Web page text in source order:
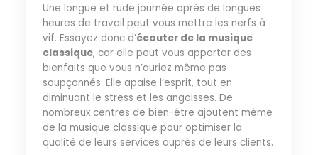
Une longue et rude journée après de longues
heures de travail peut vous mettre les nerfs à
vif. Essayez donc d’écouter de la musique
classique, car elle peut vous apporter des
bienfaits que vous n’auriez même pas
soupçonnés. Elle apaise l’esprit, tout en
diminuant le stress et les angoisses. De
nombreux centres de bien-être ajoutent même
de la musique classique pour optimiser la
qualité de leurs services auprès de leurs clients.